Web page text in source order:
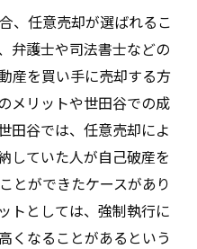
、任意売却が選ばれるこ
弁護士や司法書士などの
産を買い手に売却する方
メリットや世田谷での成
田谷では、任意売却によ
していた人が自己破産を
とができたケースがあり
トとしては、強制執行に
くなることがあるという